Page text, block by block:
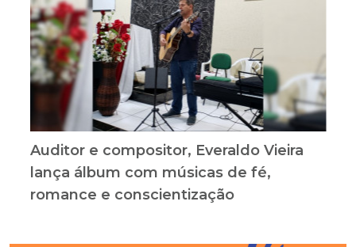
Auditor e compositor, Everaldo Vieira
lança álbum com músicas de fé,
romance e conscientização